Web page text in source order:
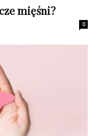
mięśni?
0